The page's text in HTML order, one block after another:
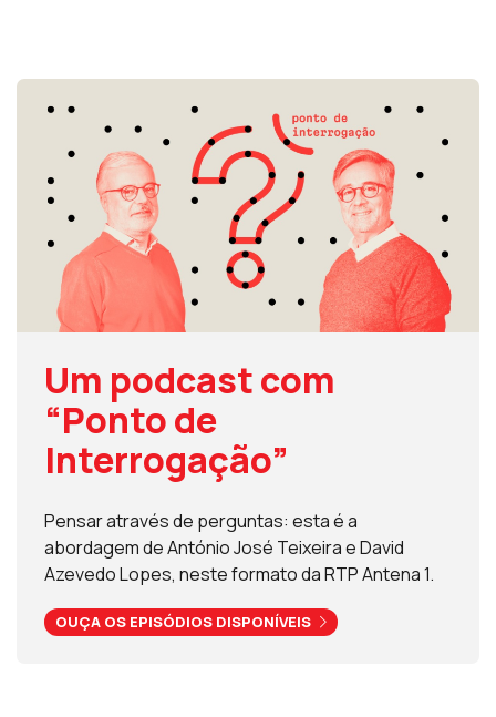
Um podcast com
“Ponto de
Interrogação”
Pensar através de perguntas: esta é a
abordagem de António José Teixeira e David
Azevedo Lopes, neste formato da RTP Antena 1.
OUÇA OS EPISÓDIOS DISPONÍVEIS